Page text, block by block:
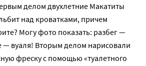
делом двухлетние Макатиты
над кроватками, причем
Могу фото показать: разбег —
— вуаля! Вторым делом нарисовали
фреску с помощью «туалетного